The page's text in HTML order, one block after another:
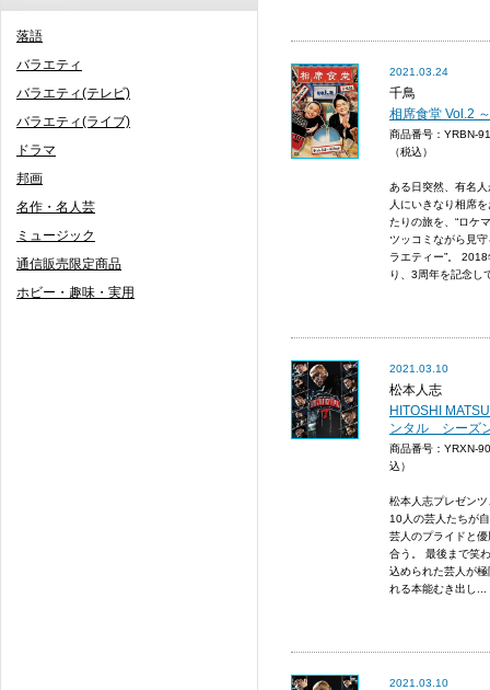
落語
バラエティ
バラエティ(テレビ)
バラエティ(ライブ)
ドラマ
邦画
名作・名人芸
ミュージック
通信販売限定商品
ホビー・趣味・実用
2021.03.24
千鳥
相席食堂 Vol.2
商品番号：YRBN-
（税込）
ある日突然、有名
人にいきなり相席
たりの旅を、“ロケ
ツッコミながら見
ラエティー”。
り、3周年を記念し
2021.03.10
松本人志
HITOSHI
ンタル シーズ
商品番号：YRXN-
込）
松本人志プレゼン
10人の芸人たちが
芸人のプライドと
合う。 最後まで笑
込められた芸人が
れる本能むき出し...
2021.03.10